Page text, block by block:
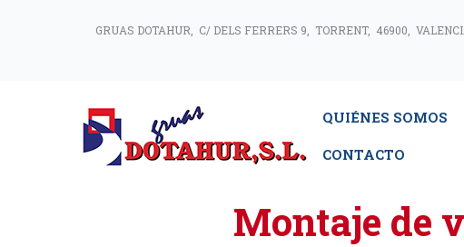
GRUAS DOTAHUR, C/ DELS FERRERS 9, TORRENT, 46900,
QUIÉNES SOMOS
CONTACTO
Montaje de